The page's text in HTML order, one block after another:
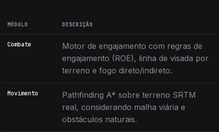
MÓDULO DESCRIÇÃO
Combate
Motor de engajamento com regras de
engajamento (ROE), linha de visada por
terreno e fogo direto/indireto.
Movimento
Pathfinding A* sobre terreno SRTM
real, considerando malha viária e
obstáculos naturais.